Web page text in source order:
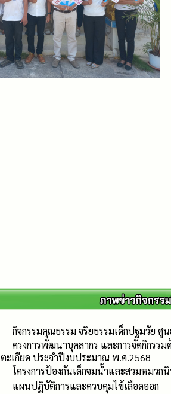
กิจกรรมคุณธรรม จริยธรรมเด็กปฐมวัย
ครงการพัฒนาบุคลากร และการจัดกิกรร
ตะเกียด ประจำปีงบประมาณ พ.ศ.2568
โครงการป้องกันเด็กจมน้ำและสวมหมว
แผนปฏิบัติการและควบคุมไข้เลือดออก